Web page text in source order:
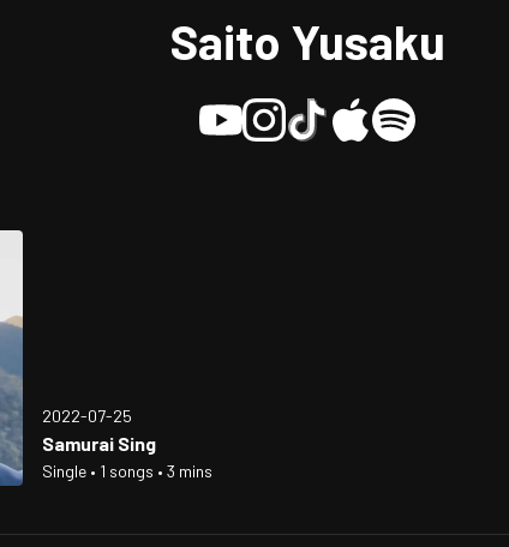
Saito Yusaku
2022-07-25
Samurai Sing
Single • 1 songs • 3 mins